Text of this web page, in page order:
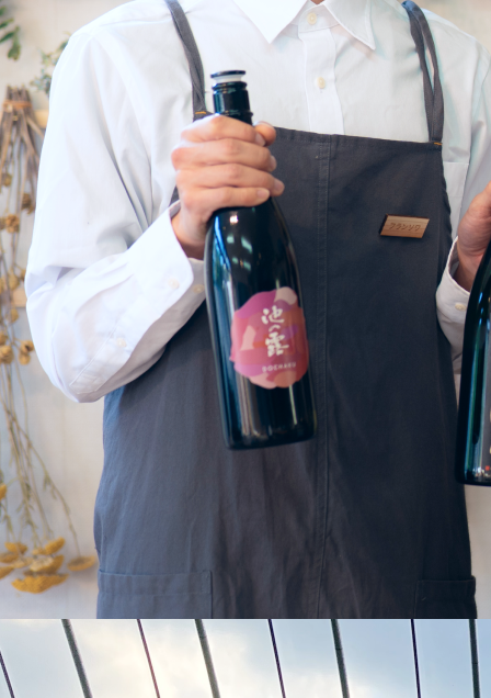
・相談窓口
・お問合せ・リンク集
・プライバシーポリシー
・サイトマップ